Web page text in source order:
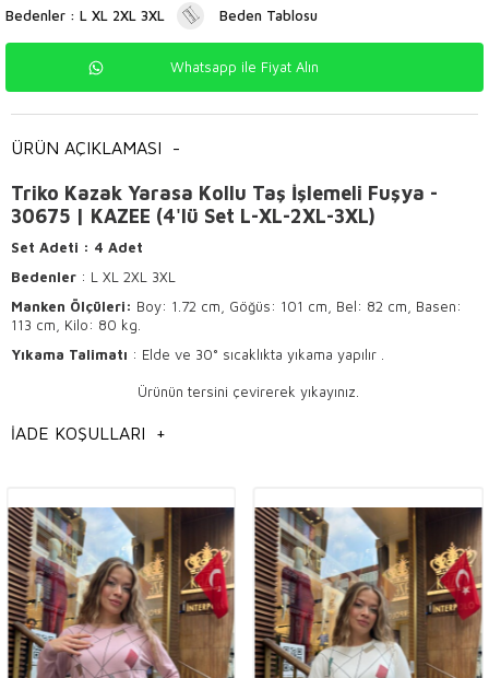
Bedenler : L XL 2XL 3XL Beden Tablosu
Whatsapp ile Fiyat Alın
ÜRÜN AÇIKLAMASI -
Triko Kazak Yarasa Kollu Taş İşlemeli Fuşya -
30675 | KAZEE (4'lü Set L-XL-2XL-3XL)
Set Adeti : 4 Adet
Bedenler : L XL 2XL 3XL
Manken Ölçüleri: Boy: 1.72 cm, Göğüs: 101 cm, Bel: 82 cm, Basen:
113 cm, Kilo: 80 kg.
Yıkama Talimatı : Elde ve 30° sıcaklıkta yıkama yapılır .
Ürünün tersini çevirerek yıkayınız.
Hafif ısı ile ütülenir .
Trikolar, kadın giyiminde her zaman popülerliğini
koruyan, hoş şık tasarımlarıyla dikkat çeken ürünlerdir. Kaliteli
trikolar, elegant detayları ve trend
modelleriyle hem günlük
kullanımda hem de özel davetlerde fark yaratır. Toptan
butik sahiplerinin de gözdesi olan bu ürünler, modanın vazgeçilmez
parçaları arasında yer alır. Trikoların sunduğu şıklık ve konfor, kadınların
dört mevsim tercih edebileceği en moda ürünler arasındadır.
Trikoların Kalitesinin Önemi
İADE KOŞULLARI +